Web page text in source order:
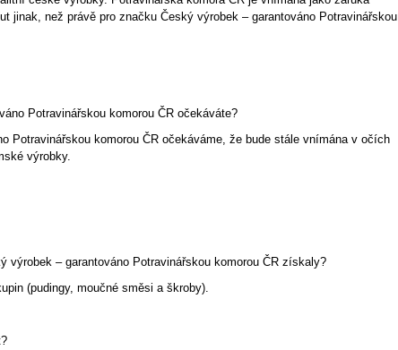
jinak, než právě pro značku Český výrobek – garantováno Potravinářskou
Potravinářskou komorou ČR očekáváte?
Potravinářskou komorou ČR očekáváme, že bude stále vnímána v očích
výrobky.
výrobek – garantováno Potravinářskou komorou ČR získaly?
(pudingy, moučné směsi a škroby).